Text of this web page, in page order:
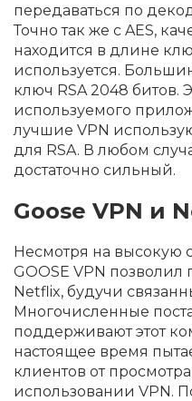
передаваться по
Точно так же с AES,
находится в длине
используется.
ключ RSA 2048 битов.
используемого
лучшие VPN
для RSA. В любом
достаточно сильный.
Goose VPN и
Несмотря на высокую
GOOSE VPN позволил
Netflix, будучи
Многочисленные
поддерживают этот
настоящее время
клиентов от
использовании VPN.